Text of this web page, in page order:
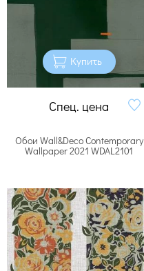
Купить
Спец. цена
Обои Wall&Deco Contemporary
Wallpaper 2021 WDAL2101